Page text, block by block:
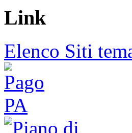
Link
Elenco Siti